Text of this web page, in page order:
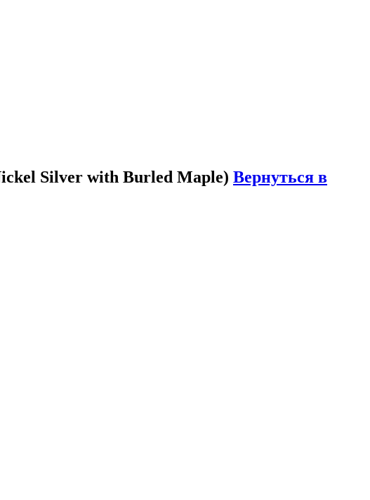
Silver with Burled Maple) Вернуться в